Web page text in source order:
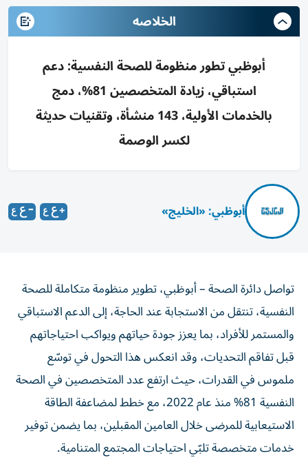
الخلاصه
أبوظبي تطور منظومة للصحة النفسية: دعم
استباقي، زيادة المتخصصين 81%، دمج
بالخدمات الأولية، 143 منشأة، وتقنيات حديثة
لكسر الوصمة
أبوظبي: «الخليج»
تواصل دائرة الصحة – أبوظبي، تطوير منظومة متكاملة للصحة
النفسية، تنتقل من الاستجابة عند الحاجة، إلى الدعم الاستباقي
والمستمر للأفراد، بما يعزز جودة حياتهم ويواكب احتياجاتهم
قبل تفاقم التحديات، وقد انعكس هذا التحول في توسّع
ملموس في القدرات، حيث ارتفع عدد المتخصصين في الصحة
النفسية 81% منذ عام 2022، مع خطط لمضاعفة الطاقة
الاستيعابية للمرضى خلال العامين المقبلين، بما يضمن توفير
خدمات متخصصة تلبّي احتياجات المجتمع المتنامية.